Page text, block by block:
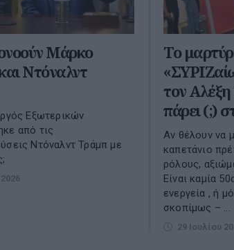
Μάρκο
Ντόναλντ
Εξωτερικών
από τις
Ντόναλντ Τράμπ με
Το
τον
πάρει (;)
Αν θέλουν να
καπετάνιο
ρόλους,
Είναι καμία
ενεργεία , ή
σκοπίμως – ...
29 Ιουλίου